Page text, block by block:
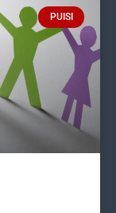
PUISI